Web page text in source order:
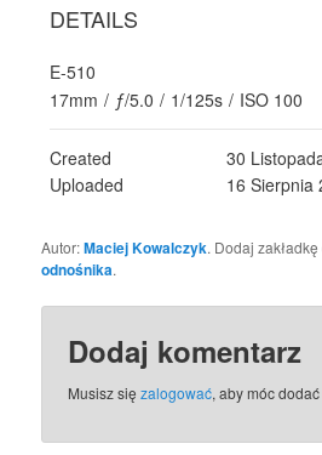
DETAILS
E-510
17mm / ƒ/5.0 / 1/125s / ISO 100
Created
30
Uploaded
16 Sierpnia
Autor:Maciej Kowalczyk. Dodaj
odnośnika.
Dodaj komentarz
Musisz sięzalogować, aby móc